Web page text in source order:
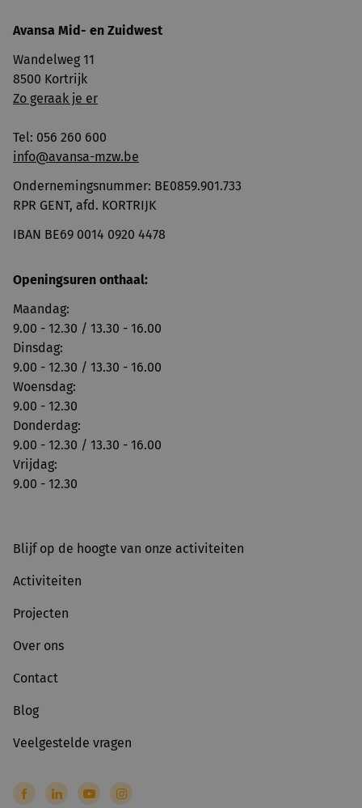
Avansa Mid- en Zuidwest
Wandelweg 11
8500 Kortrijk
Zo geraak je er
Tel: 056 260 600
info@avansa-mzw.be
Ondernemingsnummer: BE0859.901.733
RPR GENT, afd. KORTRIJK
IBAN BE69 0014 0920 4478
Openingsuren onthaal:
Maandag:
9.00 - 12.30 / 13.30 - 16.00
Dinsdag:
9.00 - 12.30 / 13.30 - 16.00
Woensdag:
9.00 - 12.30
Donderdag:
9.00 - 12.30 / 13.30 - 16.00
Vrijdag:
9.00 - 12.30
Blijf op de hoogte van onze activiteiten
Activiteiten
Projecten
Over ons
Contact
Blog
Veelgestelde vragen